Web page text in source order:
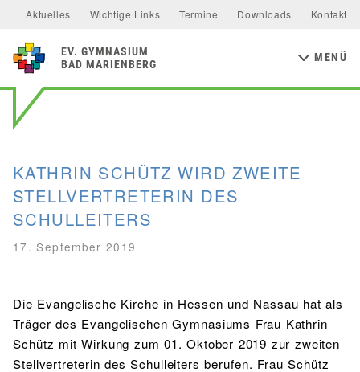
Aktuelles Wichtige Links Termine Downloads Kontakt
EV GYMNASIUM
BAD MARIENBERG
MENÜ
Mensa & Bistro
Speiseplan
Ernährungskonzept
Flüchtlingsarbeit
Inklusion
Schulsanitätsdienst
Bildungs- und Kulturforum
MINT-freundliche Schule
PERSONEN
Schulleitung
Kollegium
Funktionen & Aufgabenbereiche
Mathematik Physik
Chemie
Informatik Junior-Ingenieur-Akademie
Erdkunde Geschichte Sozialkunde
Religion
MUSISCHE FÄCHER
Bildende Kunst Musik
MITTELSTUFE
Wahlfächer
MAINZER STUDIENSTUFE
STUDIEN- & BERUFSBERATUNG
Berufsorientierung
Arbeiten im Westerwaldkreis
Aktuelles
Klassen 5 & 6
Klassen 7 & 8
Unterstützer & Förderer
Förderverein
Schulelternbeirat
Geschwister Renate Knautz & Erhard Heer-Stiftung
Kalender
KATHRIN SCHÜTZ WIRD ZWEITE
STELLVERTRETERIN DES
SCHULLEITERS
17. September 2019
Die Evangelische Kirche in Hessen und Nassau hat als
Träger des Evangelischen Gymnasiums Frau Kathrin
Schütz mit Wirkung zum 01. Oktober 2019 zur zweiten
Stellvertreterin des Schulleiters berufen. Frau Schütz